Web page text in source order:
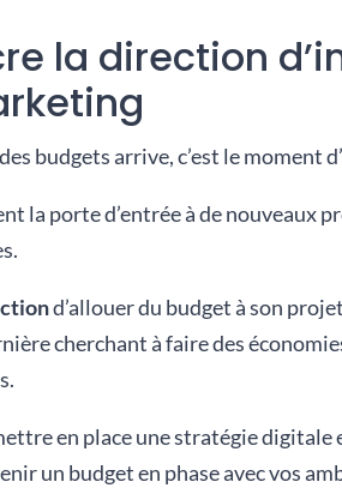
la direction
budgets arrive, c’est le moment
la porte d’entrée à de nouveaux
d’allouer du budget à son
cherchant à faire des
en place une stratégie digitale
un budget en phase avec vos